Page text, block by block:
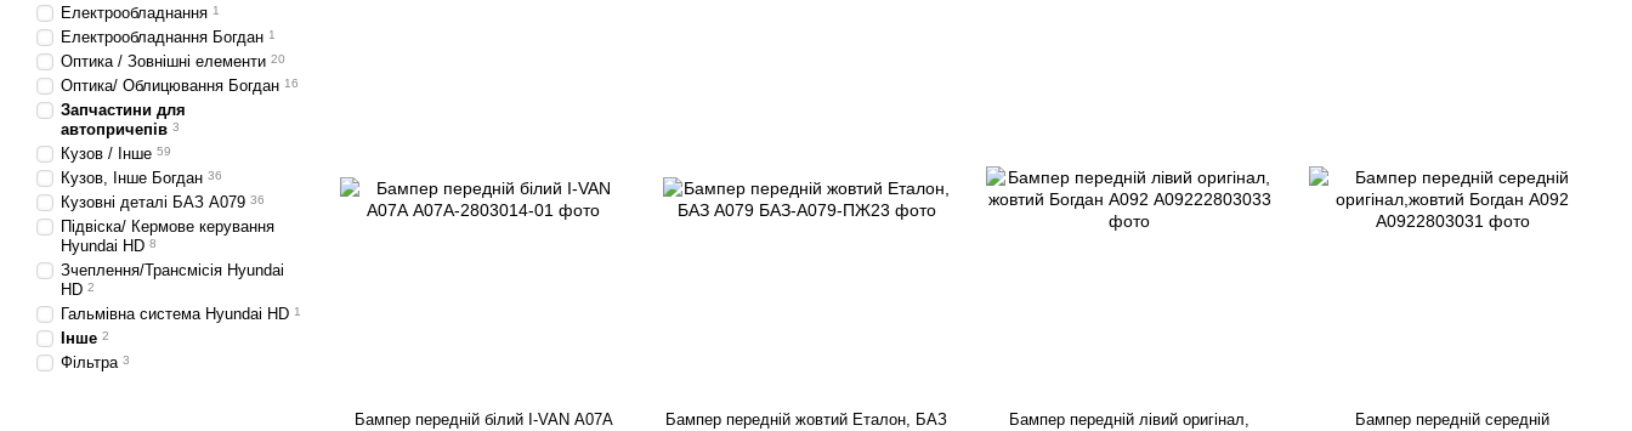
Бампер передній білий I-VAN А07А
Бампер передній жовтий Еталон, БАЗ
Бампер передній лівий оригінал,
Бампер передній середній
Електрообладнання 1
Електрообладнання Богдан 1
Оптика / Зовнішні елементи 20
Оптика/ Облицювання Богдан 16
Запчастини для
автопричепів 3
Кузов / Інше 59
Кузов, Інше Богдан 36
Кузовні деталі БАЗ А079 36
Підвіска/ Кермове керування
Hyundai HD 8
Зчеплення/Трансмісія Hyundai
HD 2
Гальмівна система Hyundai HD 1
Інше 2
Фільтра 3